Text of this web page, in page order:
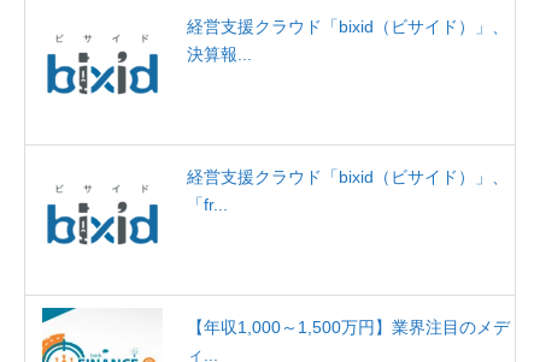
経営支援クラウド「bixid（ビサイド）」、
決算報...
経営支援クラウド「bixid（ビサイド）」、
「fr...
【年収1,000～1,500万円】業界注目のメデ
ィ...